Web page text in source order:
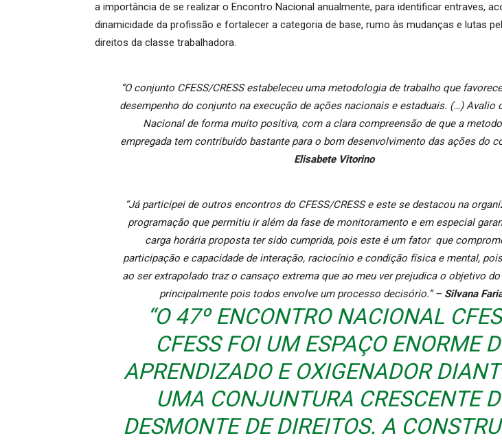
a importância de se realizar o Encontro Nacional anualmente, para identificar entraves,
dinamicidade da profissão e fortalecer a categoria de base, rumo às mudanças e lutas
direitos da classe trabalhadora.
“O conjunto CFESS/CRESS estabeleceu uma metodologia de trabalho que
desempenho do conjunto na execução de ações nacionais e estaduais. (…) Avalio
Nacional de forma muito positiva, com a clara compreensão de que a
empregada tem contribuído bastante para o bom desenvolvimento das ações do
Elisabete Vitorino
“Já participei de outros encontros do CFESS/CRESS e este se destacou na
programação que permitiu ir além da fase de monitoramento e em especial
carga horária proposta ter sido cumprida, pois este é um fator que
participação e capacidade de interação, raciocínio e condição física e mental,
ao ser extrapolado traz o cansaço extrema que ao meu ver prejudica o objetivo
principalmente pois todos envolve um processo decisório.”– Silvana
“O 47º ENCONTRO NACIONAL
CFESS FOI UM ESPAÇO ENORME
APRENDIZADO E OXIGENADOR
UMA CONJUNTURA CRESCENTE
DESMONTE DE DIREITOS. A